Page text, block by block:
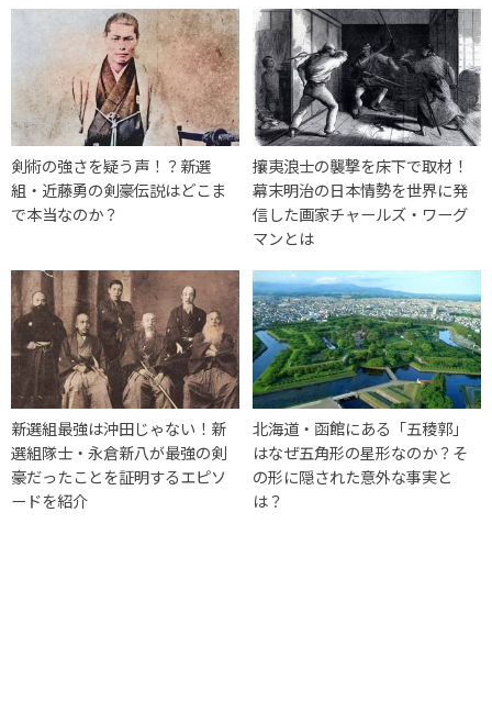
剣術の強さを疑う声！？新選
組・近藤勇の剣豪伝説はどこま
で本当なのか？
攘夷浪士の襲撃を床下で取材！
幕末明治の日本情勢を世界に発
信した画家チャールズ・ワーグ
マンとは
新選組最強は沖田じゃない！新
選組隊士・永倉新八が最強の剣
豪だったことを証明するエピソ
ードを紹介
北海道・函館にある「五稜郭」
はなぜ五角形の星形なのか？そ
の形に隠された意外な事実と
は？